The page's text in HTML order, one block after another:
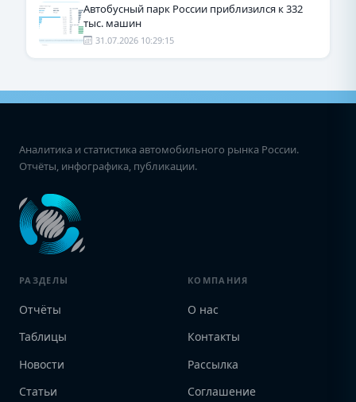
Автобусный парк России приблизился к 332
тыс. машин
31.07.2026 10:29:15
Аналитика и статистика автомобильного рынка России.
Отчёты, инфографика, публикации.
РАЗДЕЛЫ
Отчёты
Таблицы
Новости
Статьи
КОМПАНИЯ
О нас
Контакты
Рассылка
Соглашение